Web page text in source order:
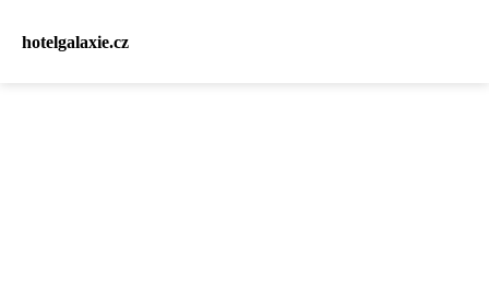
hotelgalaxie.cz